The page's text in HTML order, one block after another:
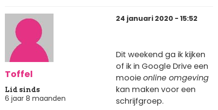
Toffel
Lid sinds
6 jaar 8 maanden
24 januari 2020 - 15:52
Dit weekend ga ik kijken
of ik in Google Drive een
mooieonline omgeving
kan maken voor een
schrijfgroep.